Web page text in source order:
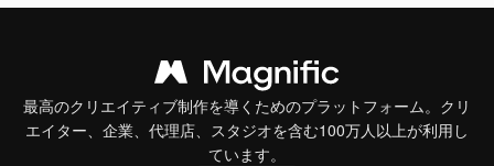
最高のクリエイティブ制作を導くためのプラットフォーム。クリ
エイター、企業、代理店、スタジオを含む100万人以上が利用し
ています。